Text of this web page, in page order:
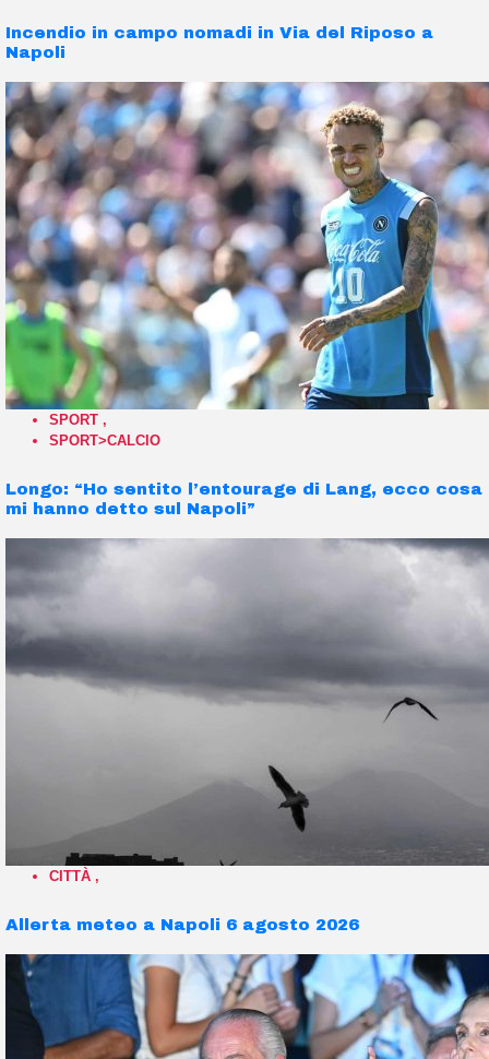
Incendio in campo nomadi in Via del Riposo a
Napoli
SPORT ,
SPORT>CALCIO
Longo: “Ho sentito l’entourage di Lang, ecco cosa
mi hanno detto sul Napoli”
CITTÀ ,
Allerta meteo a Napoli 6 agosto 2026